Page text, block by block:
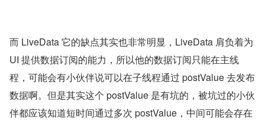
而 LiveData 它的缺点其实也非常明显，LiveData 肩负着为
UI 提供数据订阅的能力，所以他的数据订阅只能在主线
程，可能会有小伙伴说可以在子线程通过 postValue 去发布
数据啊。但是其实这个 postValue 是有坑的，被坑过的小伙
伴都应该知道短时间通过多次 postValue，中间可能会存在